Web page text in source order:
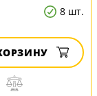
8 шт.